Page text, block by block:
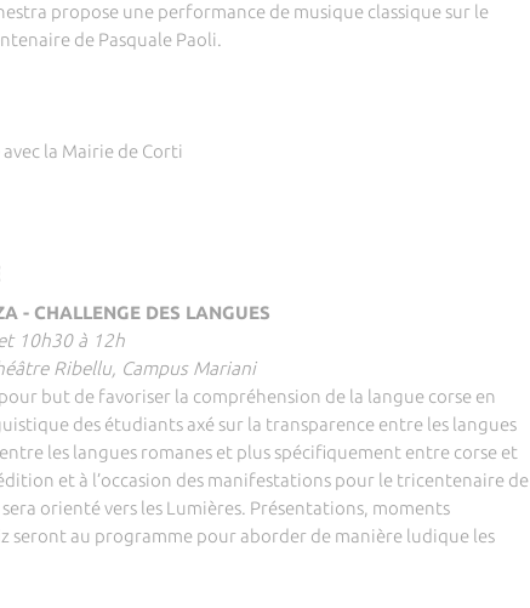
propose une performance de musique classique sur le
de Pasquale Paoli.
la Mairie de Corti
- CHALLENGE DES LANGUES
10h30 à 12h
Ribellu, Campus Mariani
but de favoriser la compréhension de la langue corse en
des étudiants axé sur la transparence entre les langues
les langues romanes et plus spécifiquement entre corse et
et à l’occasion des manifestations pour le tricentenaire de
orienté vers les Lumières. Présentations, moments
seront au programme pour aborder de manière ludique les